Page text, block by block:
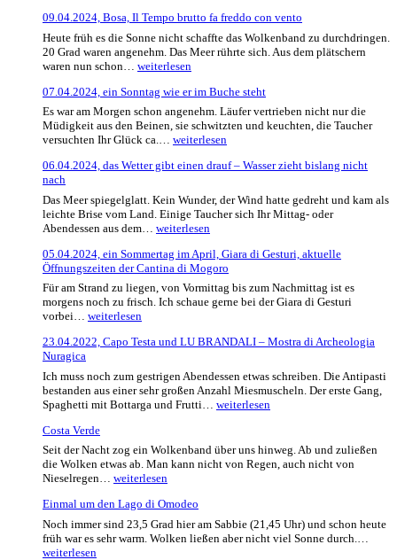
Fähre
09.04.2024, Bosa, Il Tempo brutto fa freddo con vento
Heute früh es die Sonne nicht schaffte das Wolkenband zu durchdringen.
20 Grad waren angenehm. Das Meer rührte sich. Aus dem plätschern
waren nun schon… 09.04.2024,
Il
Tempo
brutto
fa
con
weiterlesen
07.04.2024, ein Sonntag wie er im Buche steht
Es war am Morgen schon angenehm. Läufer vertrieben nicht nur die
Müdigkeit aus den Beinen, sie schwitzten und keuchten, die Taucher
versuchten Ihr Glück ca.… 07.04.2024,
Sonntag
er
im
Buche
steht
weiterlesen
06.04.2024, das Wetter gibt einen drauf – Wasser zieht bislang nicht
nach
Das Meer spiegelglatt. Kein Wunder, der Wind hatte gedreht und kam als
leichte Brise vom Land. Einige Taucher sich Ihr Mittag- oder
Abendessen aus dem… 06.04.2024,
Wetter
gibt
einen
drauf
zieht
nach
weiterlesen
05.04.2024, ein Sommertag im April, Giara di Gesturi, aktuelle
Öffnungszeiten der Cantina di Mogoro
Für am Strand zu liegen, von Vormittag bis zum Nachmittag ist es
morgens noch zu frisch. Ich schaue gerne bei der Giara di Gesturi
vorbei… 05.04.2024,
Sommertag
April,
Giara
di
aktuelle
Öffnungszeiten
der
Cantina
di
Mogoro
weiterlesen
23.04.2022, Capo Testa und LU BRANDALI – Mostra di Archeologia
Nuragica
Ich muss noch zum gestrigen Abendessen etwas schreiben. Die Antipasti
bestanden aus einer sehr großen Anzahl Miesmuscheln. Der erste Gang,
Spaghetti mit Bottarga und Frutti… 23.04.2022,
und
LU
BRANDALI
Archeologia
Nuragica
weiterlesen
Costa Verde
Seit der Nacht zog ein Wolkenband über uns hinweg. Ab und zuließen
die Wolken etwas ab. Man kann nicht von Regen, auch nicht von
Nieselregen… Costa
weiterlesen
Einmal um den Lago di Omodeo
Noch immer sind 23,5 Grad hier am Sabbie (21,45 Uhr) und schon heute
früh war es sehr warm. Wolken ließen aber nicht viel Sonne durch.…
weiterlesen